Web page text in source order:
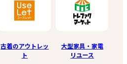
古着のアウトレッ
ト
大型家具・家電
リユース